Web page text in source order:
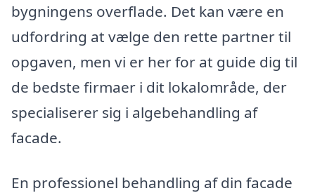
bygningens overflade. Det kan være en
udfordring at vælge den rette partner til
opgaven, men vi er her for at guide dig til
de bedste firmaer i dit lokalområde, der
specialiserer sig i algebehandling af
facade.
En professionel behandling af din facade